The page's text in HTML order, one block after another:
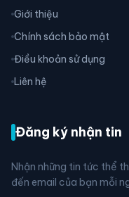
Giới thiệu
Chính sách bảo mật
Điều khoản sử dụng
Liên hệ
Đăng ký nhận tin
Nhận những tin tức thể
đến email của bạn mỗi